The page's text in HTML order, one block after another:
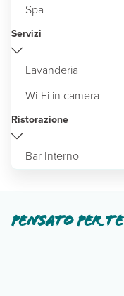
Spa
Servizi
Lavanderia
Wi-Fi in camera
Ristorazione
Bar Interno
Pensato per te